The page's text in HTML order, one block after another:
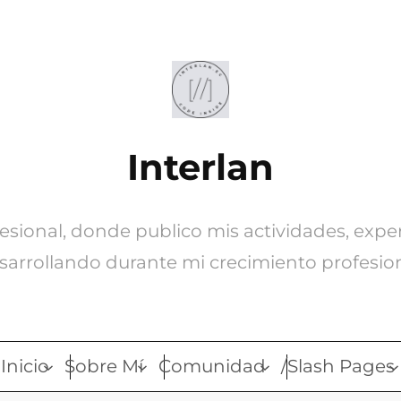
Interlan
donde publico mis actividades,
durante mi crecimiento
Inicio Sobre Mí Comunidad /Slash Pages